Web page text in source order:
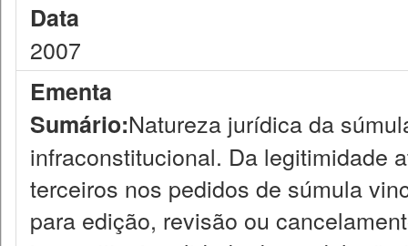
Data
2007
Ementa
Sumário:Natureza jurídica da
infraconstitucional. Da legitimidade
terceiros nos pedidos de súmula
para edição, revisão ou